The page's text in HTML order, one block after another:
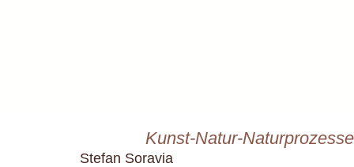
Kunst-Natur-Naturprozesse
Stefan Soravia